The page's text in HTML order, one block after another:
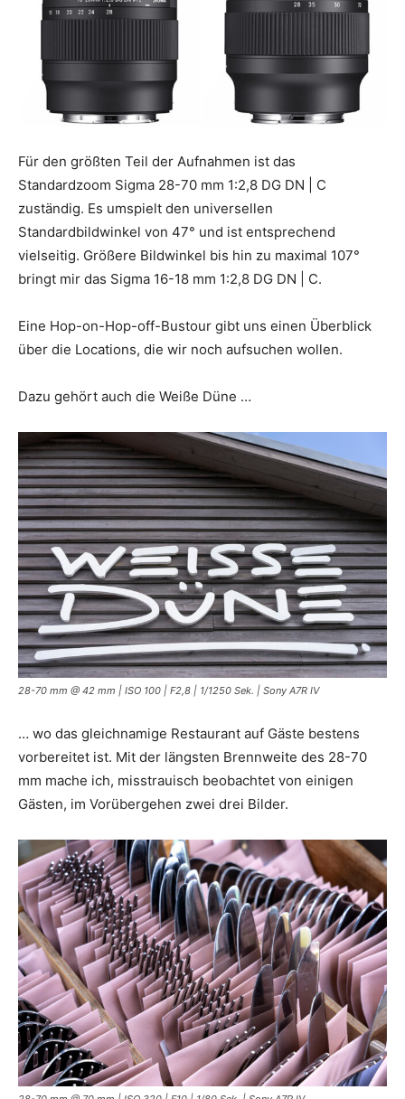
Für den größten Teil der Aufnahmen ist das
Standardzoom Sigma 28-70 mm 1:2,8 DG DN | C
zuständig. Es umspielt den universellen
Standardbildwinkel von 47° und ist entsprechend
vielseitig. Größere Bildwinkel bis hin zu maximal 107°
bringt mir das Sigma 16-18 mm 1:2,8 DG DN | C.
Eine Hop-on-Hop-off-Bustour gibt uns einen Überblick
über die Locations, die wir noch aufsuchen wollen.
Dazu gehört auch die Weiße Düne …
28-70 mm @ 42 mm | ISO 100 | F2,8 | 1/1250 Sek. | Sony A7R IV
… wo das gleichnamige Restaurant auf Gäste bestens
vorbereitet ist. Mit der längsten Brennweite des 28-70
mm mache ich, misstrauisch beobachtet von einigen
Gästen, im Vorübergehen zwei drei Bilder.